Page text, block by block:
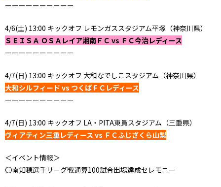
ーーーーーーーーーー
4/6(土) 13:00 キックオフ レモンガススタジアム平塚（神奈川県）
ＳＥＩＳＡ ＯＳＡレイア湘南ＦＣ vs ＦＣ今治レディース
ーーーーーーーーーー
4/7(日) 13:00 キックオフ 大和なでしこスタジアム（神奈川県）
大和シルフィード vs つくばＦＣレディース
ーーーーーーーーーー
4/7(日) 13:00 キックオフ LA・PITA東員スタジアム（三重県）
ヴィアティン三重レディース vs ＦＣふじざくら山梨
＜イベント情報＞
〇南知穂選手リーグ戦通算100試合出場達成セレモニー